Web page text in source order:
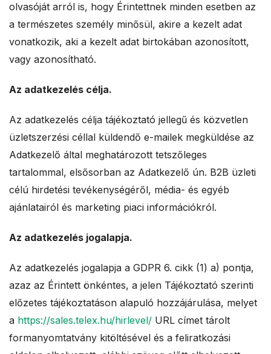
olvasóját arról is, hogy Érintettnek minden esetben az
a természetes személy minősül, akire a kezelt adat
vonatkozik, aki a kezelt adat birtokában azonosított,
vagy azonosítható.
Az adatkezelés célja.
Az adatkezelés célja tájékoztató jellegű és közvetlen
üzletszerzési céllal küldendő e-mailek megküldése az
Adatkezelő által meghatározott tetszőleges
tartalommal, elsősorban az Adatkezelő ún. B2B üzleti
célú hirdetési tevékenységéről, média- és egyéb
ajánlatairól és marketing piaci információkról.
Az adatkezelés jogalapja.
Az adatkezelés jogalapja a GDPR 6. cikk (1) a) pontja,
azaz az Érintett önkéntes, a jelen Tájékoztató szerinti
előzetes tájékoztatáson alapuló hozzájárulása, melyet
a https://sales.telex.hu/hirlevel/ URL címet tárolt
formanyomtatvány kitöltésével és a feliratkozási